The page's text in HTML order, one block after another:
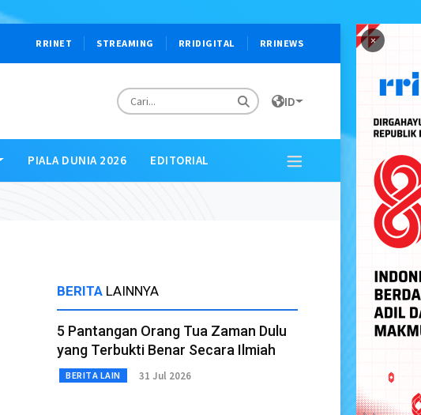
×
RRINET STREAMING RRIDIGITAL RRINEWS
ID
PIALA DUNIA 2026 EDITORIAL
BERITA LAINNYA
5 Pantangan Orang Tua Zaman Dulu
yang Terbukti Benar Secara Ilmiah
BERITA LAIN 31 Jul 2026